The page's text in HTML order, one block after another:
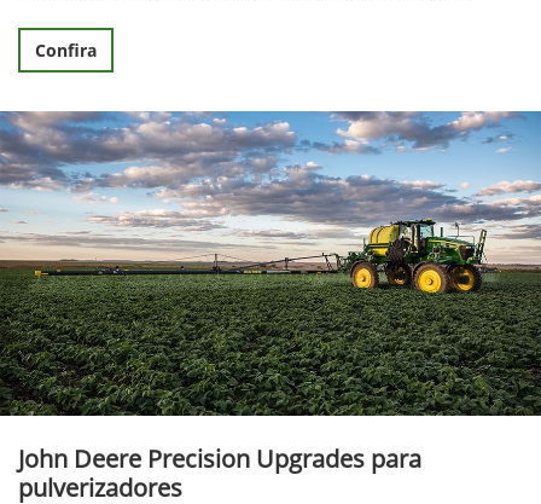
Confira
John Deere Precision Upgrades para
pulverizadores